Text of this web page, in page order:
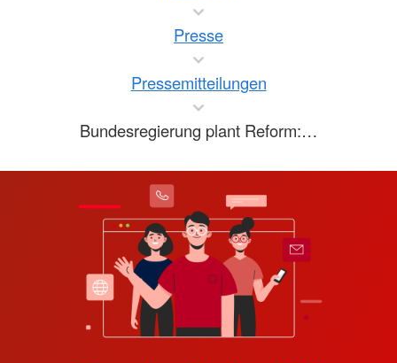
Presse
Pressemitteilungen
Bundesregierung plant Reform:…